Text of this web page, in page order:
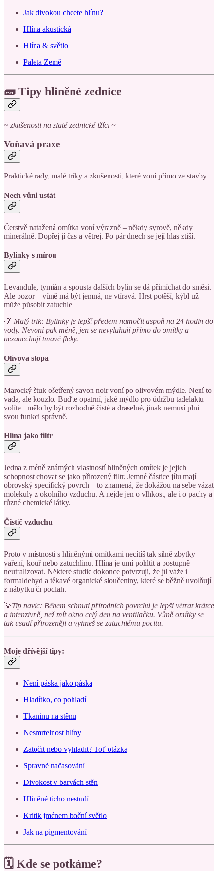
Jak divokou chcete hlínu?
Hlína akustická
Hlína & světlo
Paleta Země
🧱 Tipy hliněné zednice
~ zkušenosti na zlaté zednické lžíci ~
Voňavá praxe
Praktické rady, malé triky a zkušenosti, které voní přímo ze stavby.
Nech vůni ustát
Čerstvě natažená omítka voní výrazně – někdy syrově, někdy
minerálně. Dopřej jí čas a větrej. Po pár dnech se její hlas ztiší.
Bylinky s mírou
Levandule, tymián a spousta dalších bylin se dá přimíchat do směsi.
Ale pozor – vůně má být jemná, ne vtíravá. Hrst potěší, kýbl už
může působit zatuchle.
💡 Malý trik: Bylinky je lepší předem namočit aspoň na 24 hodin do
vody. Nevoní pak méně, jen se nevyluhují přímo do omítky a
nezanechají tmavé fleky.
Olivová stopa
Marocký štuk ošetřený savon noir voní po olivovém mýdle. Není to
vada, ale kouzlo. Buďte opatrní, jaké mýdlo pro údržbu tadelaktu
volíte - mělo by být rozhodně čisté a draselné, jinak nemusí plnit
svou funkci správně.
Hlína jako filtr
Jedna z méně známých vlastností hliněných omítek je jejich
schopnost chovat se jako přirozený filtr. Jemné částice jílu mají
obrovský specifický povrch – to znamená, že dokážou na sebe vázat
molekuly z okolního vzduchu. A nejde jen o vlhkost, ale i o pachy a
různé chemické látky.
Čistič vzduchu
Proto v místnosti s hliněnými omítkami necítíš tak silně zbytky
vaření, kouř nebo zatuchlinu. Hlína je umí pohltit a postupně
neutralizovat. Některé studie dokonce potvrzují, že jíl váže i
formaldehyd a těkavé organické sloučeniny, které se běžně uvolňují
z nábytku či podlah.
💡Tip navíc: Během schnutí přírodních povrchů je lepší větrat krátce
a intenzivně, než mít okno celý den na ventilačku. Vůně omítky se
tak usadí přirozeněji a vyhneš se zatuchlému pocitu.
Moje dřívější tipy:
Není páska jako páska
Hladítko, co pohladí
Tkaninu na stěnu
Nesmrtelnost hlíny
Zatočit nebo vyhladit? Toť otázka
Správné načasování
Divokost v barvách stěn
Hliněné ticho nestudí
Kritik jménem boční světlo
Jak na pigmentování
🗓️ Kde se potkáme?